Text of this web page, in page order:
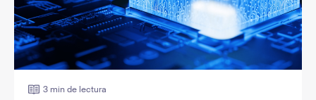
3 min de lectura